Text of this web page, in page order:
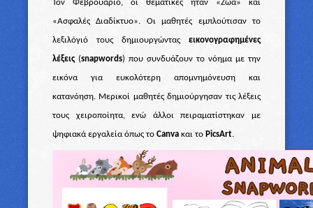
Τον Φεβρουάριο, οι θεματικές ήταν «Ζώα» και
«Ασφαλές Διαδίκτυο». Οι μαθητές εμπλούτισαν το
λεξιλόγιό τους δημιουργώντας εικονογραφημένες
λέξεις (snapwords) που συνδυάζουν το νόημα με την
εικόνα για ευκολότερη απομνημόνευση και
κατανόηση. Μερικοί μαθητές δημιούργησαν τις λέξεις
τους χειροποίητα, ενώ άλλοι πειραματίστηκαν με
ψηφιακά εργαλεία όπως το Canva και το PicsArt.